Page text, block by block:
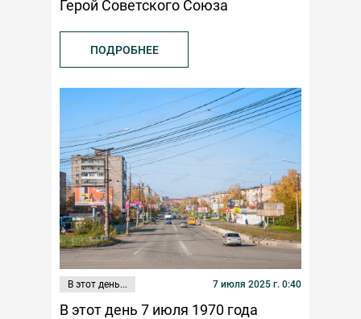
Герой Советского Союза
ПОДРОБНЕЕ
В этот день... 7 июля 2025 г. 0:40
В этот день 7 июля 1970 года